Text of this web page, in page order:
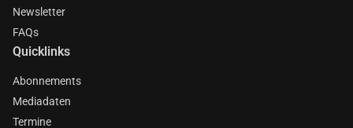
Newsletter
FAQs
Quicklinks
Abonnements
Mediadaten
Termine